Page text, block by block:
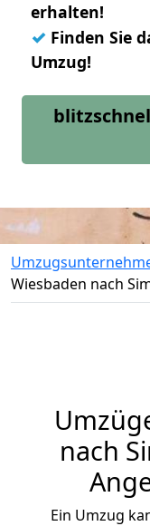
erhalten!
✓ Finden Sie
Umzug!
Wiesbaden nach
nach
Ein Umzug